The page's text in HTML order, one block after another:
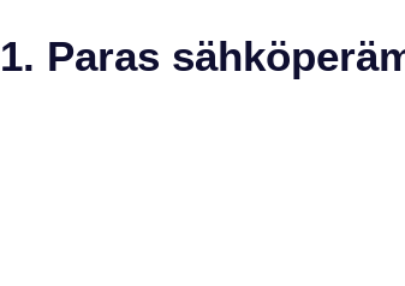
1. Paras